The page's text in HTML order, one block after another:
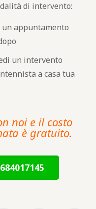
di intervento:
un appuntamento
un intervento
a casa tua
noi e il costo
è gratuito.